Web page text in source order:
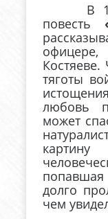
В
повесть
тяготы
любовь
может
долго
чем